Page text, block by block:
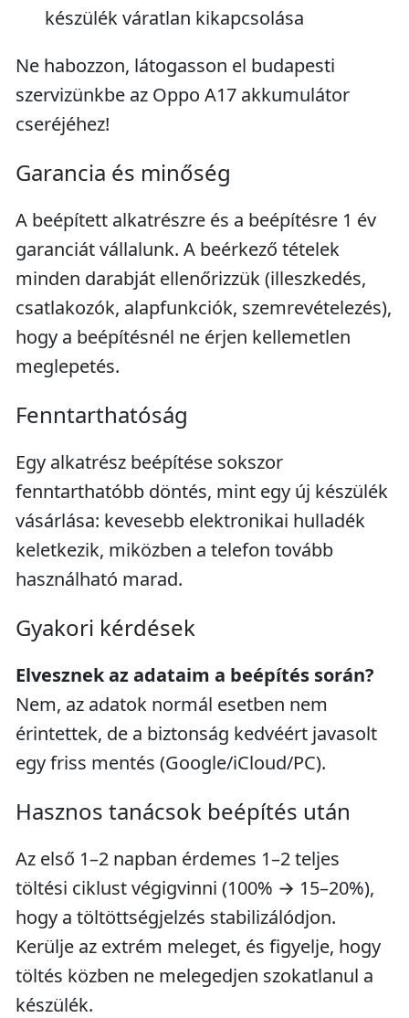
készülék váratlan kikapcsolása
Ne habozzon, látogasson el budapesti
szervizünkbe az Oppo A17 akkumulátor
cseréjéhez!
Garancia és minőség
A beépített alkatrészre és a beépítésre 1 év
garanciát vállalunk. A beérkező tételek
minden darabját ellenőrizzük (illeszkedés,
csatlakozók, alapfunkciók, szemrevételezés),
hogy a beépítésnél ne érjen kellemetlen
meglepetés.
Fenntarthatóság
Egy alkatrész beépítése sokszor
fenntarthatóbb döntés, mint egy új készülék
vásárlása: kevesebb elektronikai hulladék
keletkezik, miközben a telefon tovább
használható marad.
Gyakori kérdések
Elvesznek az adataim a beépítés során?
Nem, az adatok normál esetben nem
érintettek, de a biztonság kedvéért javasolt
egy friss mentés (Google/iCloud/PC).
Hasznos tanácsok beépítés után
Az első 1–2 napban érdemes 1–2 teljes
töltési ciklust végigvinni (100% → 15–20%),
hogy a töltöttségjelzés stabilizálódjon.
Kerülje az extrém meleget, és figyelje, hogy
töltés közben ne melegedjen szokatlanul a
készülék.